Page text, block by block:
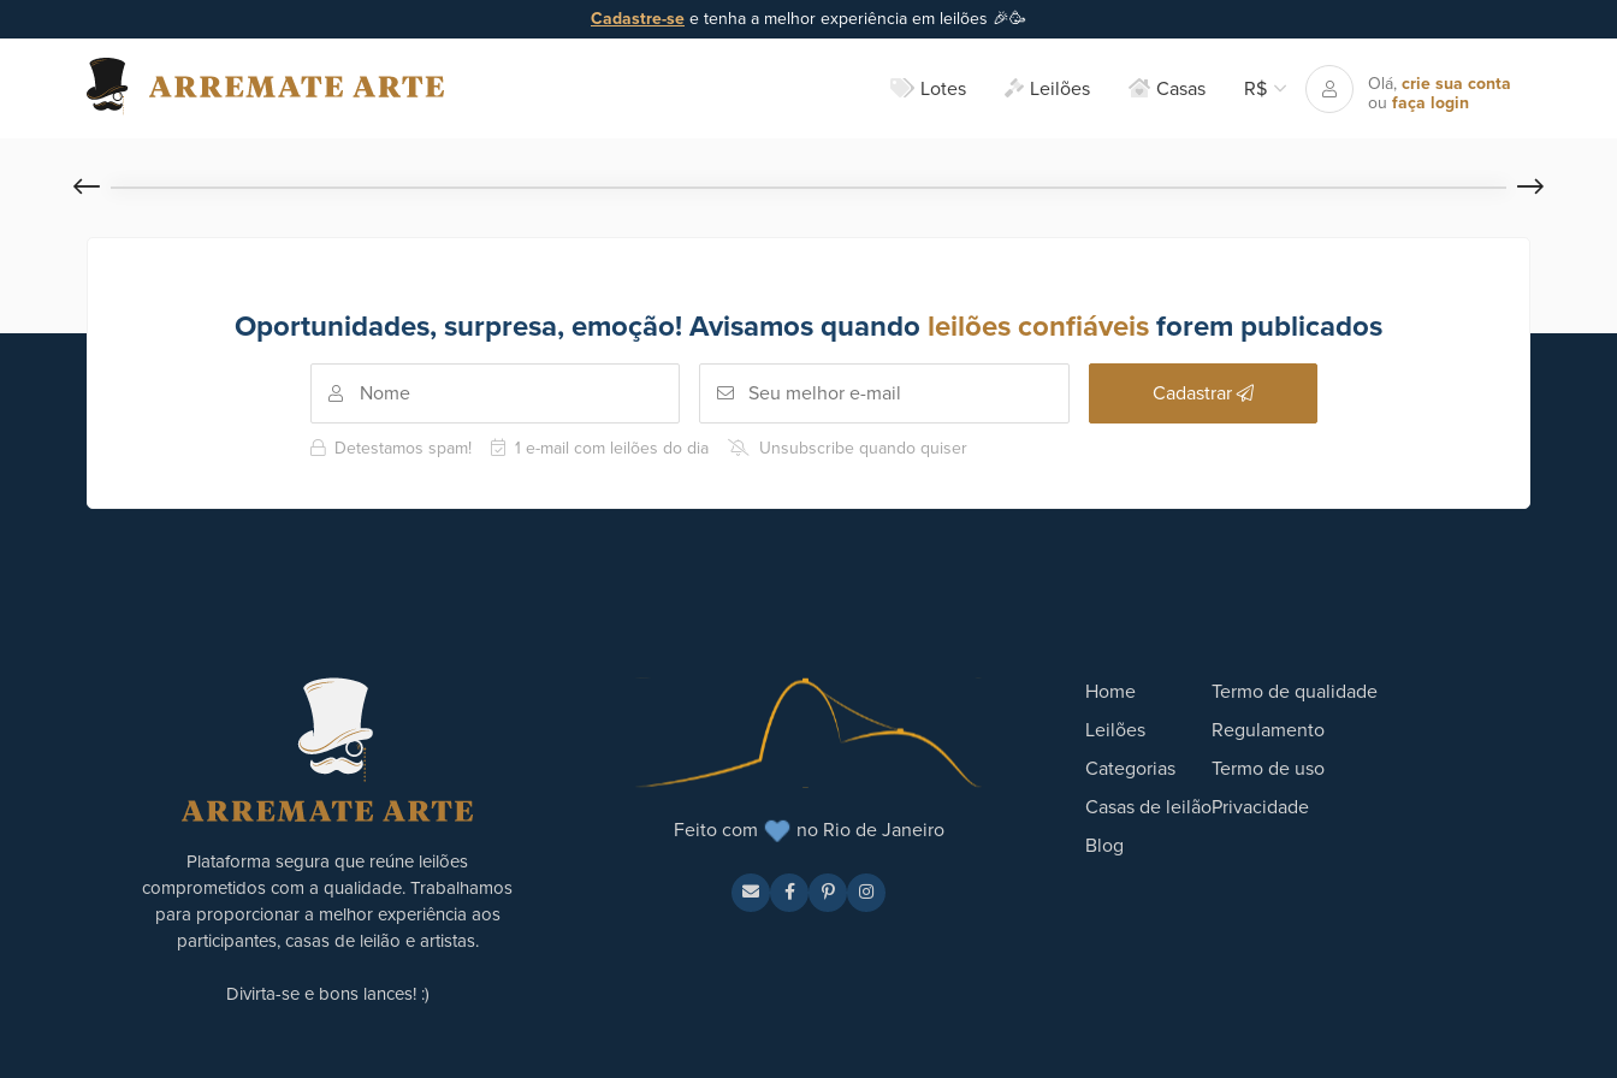
Cadastre-se e tenha a melhor experiência em leilões 🎉🥳
Lotes Leilões Casas R$ Olá, crie sua conta
ou faça login
Oportunidades, surpresa, emoção! Avisamos quando leilões confiáveis forem publicados
Cadastrar
Detestamos spam! 1 e-mail com leilões do dia Unsubscribe quando quiser
Plataforma segura que reúne leilões
comprometidos com a qualidade. Trabalhamos
para proporcionar a melhor experiência aos
participantes, casas de leilão e artistas.
Divirta-se e bons lances! :)
Feito com no Rio de Janeiro
Home
Leilões
Categorias
Casas de leilão
Blog
Termo de qualidade
Regulamento
Termo de uso
Privacidade